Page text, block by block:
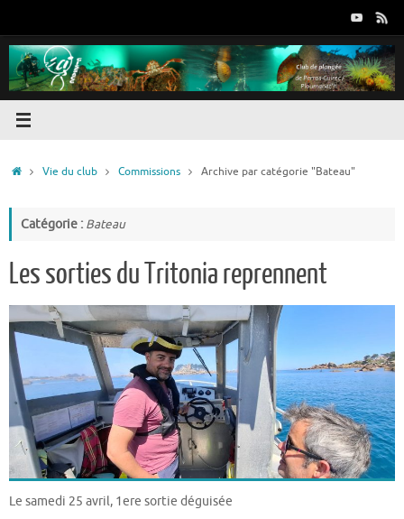
contenu
AccueilVie du club Commissions Archive par catégorie "Bateau"
Catégorie : Bateau
Les sorties du Tritonia reprennent
Le samedi 25 avril, 1ere sortie déguisée